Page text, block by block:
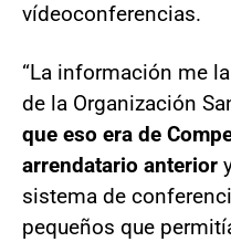
vídeoconferencias.
“La información me
de la Organización
que eso era de
arrendatario anterior
sistema de
pequeños que